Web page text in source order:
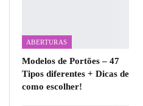
ABERTURAS
Modelos de Portões – 47
Tipos diferentes + Dicas de
como escolher!